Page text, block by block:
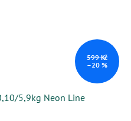
599 Kč
–20 %
5,9kg Neon Line